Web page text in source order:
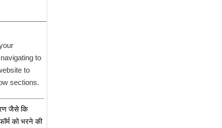
to
to
sections.
जैसे कि
को भरने की